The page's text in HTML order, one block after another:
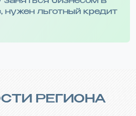
нужен льготный кредит
РЕГИОНА